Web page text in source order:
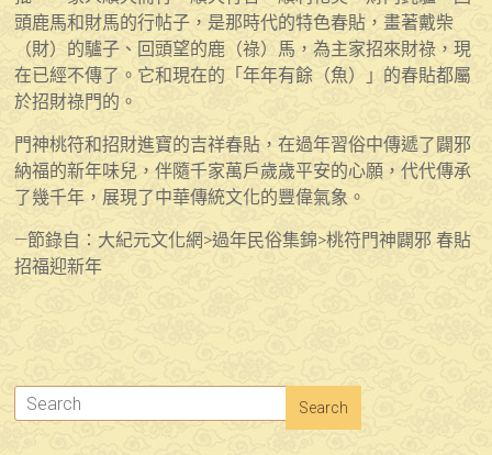
頭鹿馬和財馬的行帖子，是那時代的特色春貼，畫著戴柴
（財）的驢子、回頭望的鹿（祿）馬，為主家招來財祿，現
在已經不傳了。它和現在的「年年有餘（魚）」的春貼都屬
於招財祿門的。
門神桃符和招財進寶的吉祥春貼，在過年習俗中傳遞了闢邪
納福的新年味兒，伴隨千家萬戶歲歲平安的心願，代代傳承
了幾千年，展現了中華傳統文化的豐偉氣象。
—節錄自：大紀元文化網>過年民俗集錦>桃符門神闢邪 春貼
招福迎新年